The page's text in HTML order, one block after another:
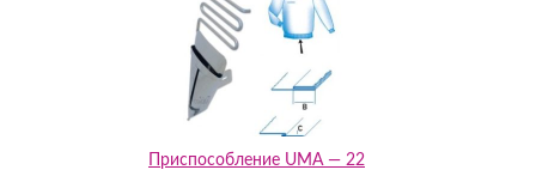
Приспособление UMA — 22